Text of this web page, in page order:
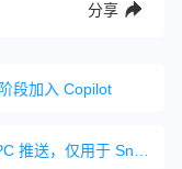
分享
段加入 Copilot